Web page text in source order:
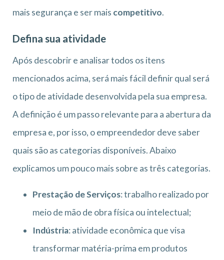
mais segurança e ser mais competitivo.
Defina sua atividade
Após descobrir e analisar todos os itens
mencionados acima, será mais fácil definir qual será
o tipo de atividade desenvolvida pela sua empresa.
A definição é um passo relevante para a abertura da
empresa e, por isso, o empreendedor deve saber
quais são as categorias disponíveis. Abaixo
explicamos um pouco mais sobre as três categorias.
Prestação de Serviços: trabalho realizado por
meio de mão de obra física ou intelectual;
Indústria: atividade econômica que visa
transformar matéria-prima em produtos